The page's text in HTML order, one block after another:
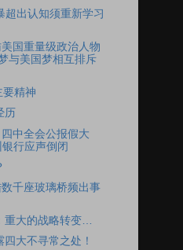
超出认知须重新学习
国重量级政治人物
与美国梦相互排斥
要精神
历
中全会公报假大
行应声倒闭
千座玻璃桥频出事
重大的战略转变…
大不寻常之处！